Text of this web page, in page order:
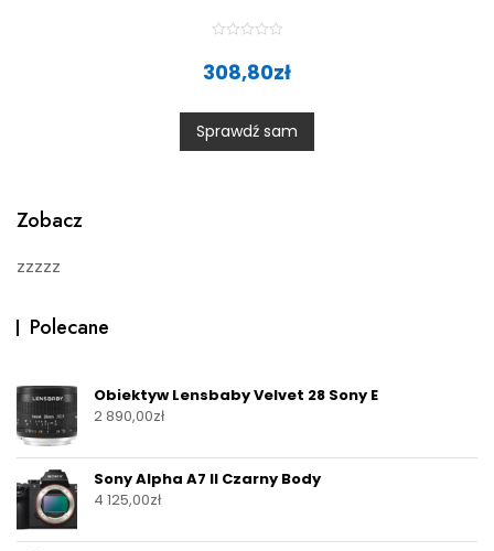
a
t
0
o
u
t
308,80zł
Sprawdź sam
Zobacz
zzzzz
Polecane
Obiektyw Lensbaby Velvet 28 Sony E
2 890,00zł
Sony Alpha A7 II Czarny Body
4 125,00zł